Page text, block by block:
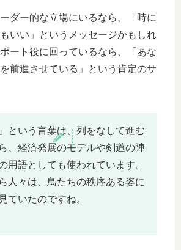
ダー的な立場にいるなら、「時に
いい」というメッセージかもしれ
ート役に回っているなら、「あな
前進させている」という肯定のサ
」という言葉は、列をなして進む
、経済発展のモデルや剣道の陣
用語としても使われています。
人々は、鳥たちの秩序ある姿に
ていたのですね。